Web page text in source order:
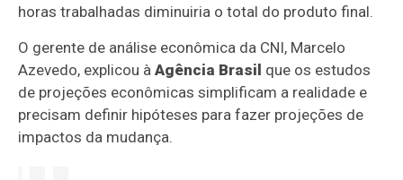
horas trabalhadas diminuiria o total do produto final.
O gerente de análise econômica da CNI, Marcelo
Azevedo, explicou àAgência Brasil que os estudos
de projeções econômicas simplificam a realidade e
precisam definir hipóteses para fazer projeções de
impactos da mudança.